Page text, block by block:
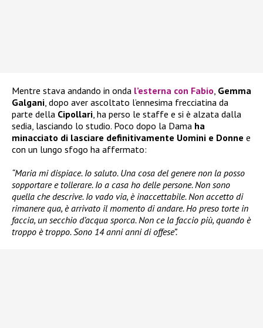
Mentre stava andando in onda l’esterna con Fabio, Gemma
Galgani, dopo aver ascoltato l’ennesima frecciatina da
parte della Cipollari, ha perso le staffe e si è alzata dalla
sedia, lasciando lo studio. Poco dopo la Dama ha
minacciato di lasciare definitivamente Uomini e Donne e
con un lungo sfogo ha affermato:
“Maria mi dispiace. Io saluto. Una cosa del genere non la posso
sopportare e tollerare. Io a casa ho delle persone. Non sono
quella che descrive. Io vado via, è inaccettabile. Non accetto di
rimanere qua, è arrivato il momento di andare. Ho preso torte in
faccia, un secchio d’acqua sporca. Non ce la faccio più, quando è
troppo è troppo. Sono 14 anni anni di offese”.